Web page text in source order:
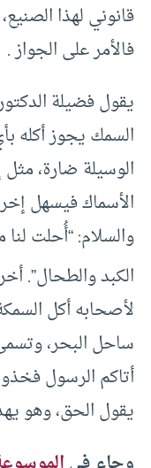
قانوني لهذا
فالأمر على الجواز .
يقول فضيلة
السمك يجوز أكله
الوسيلة ضارة،
الأسماك فيسهل
والسلام: “أُحلت
الكبد والطحال”.
لأصحابه أكل
ساحل البحر،
أتاكم الرسول
يقول الحق، وهو